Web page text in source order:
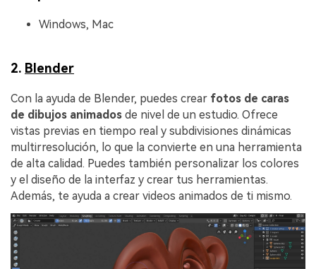
Windows, Mac
2. Blender
Con la ayuda de Blender, puedes crear fotos de caras
de dibujos animados de nivel de un estudio.󠀲󠀡󠀣󠀧󠀧󠀣󠀦󠀣󠀡󠀳󠀰 Ofrece
vistas previas en tiempo real y subdivisiones dinámicas
multirresolución, lo que la convierte en una herramienta
de alta calidad. Puedes también personalizar los colores
y el diseño de la interfaz y crear tus herramientas.
Además, te ayuda a crear videos animados de ti mismo.